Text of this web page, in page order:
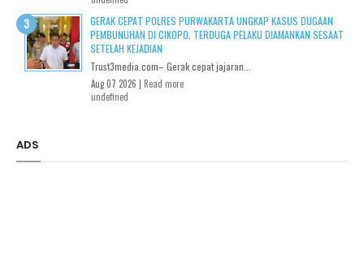
GERAK CEPAT POLRES PURWAKARTA UNGKAP KASUS DUGAAN
PEMBUNUHAN DI CIKOPO, TERDUGA PELAKU DIAMANKAN SESAAT
SETELAH KEJADIAN
Trust3media.com– Gerak cepat jajaran...
Aug 07 2026 | Read more
undefined
ADS